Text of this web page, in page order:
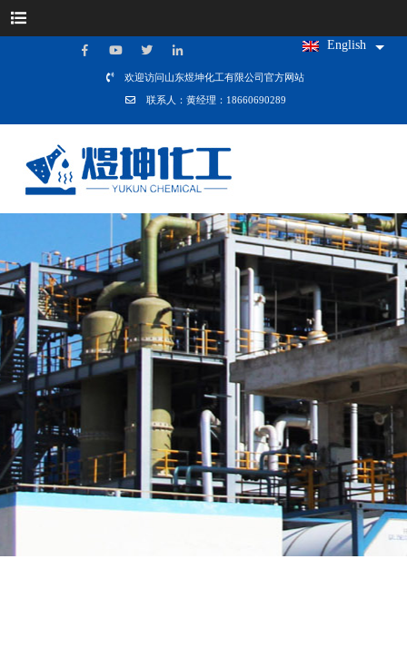
English
欢迎访问山东煜坤化工有限公司官方网站
联系人：黄经理：18660690289